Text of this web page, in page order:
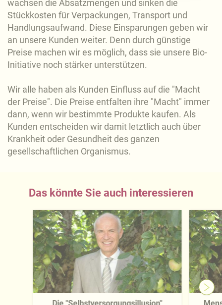
Näheres über uns erfahren Sie in unserem
Impressum.
wachsen die Absatzmengen und sinken die
Stückkosten für Verpackungen, Transport und
Handlungsaufwand. Diese Einsparungen geben wir
an unsere Kunden weiter. Denn durch günstige
Preise machen wir es möglich, dass sie unsere Bio-
Initiative noch stärker unterstützen.
Wir alle haben als Kunden Einfluss auf die "Macht
der Preise". Die Preise entfalten ihre "Macht" immer
dann, wenn wir bestimmte Produkte kaufen. Als
Kunden entscheiden wir damit letztlich auch über
Krankheit oder Gesundheit des ganzen
gesellschaftlichen Organismus.
Das könnte Sie auch interessieren